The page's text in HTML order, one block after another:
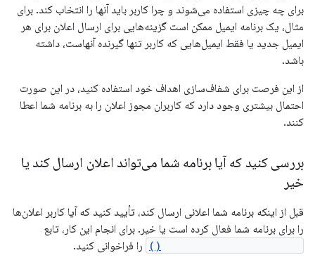
برای چه چیزی استفاده می‌شوند و چرا کاربر باید آنها را انتخاب کند. برای
مثال، یک برنامه ایمیل ممکن است گزینه‌هایی برای ارسال اعلان برای هر
ایمیل جدید یا فقط ایمیل‌هایی که کاربر تنها گیرنده آنهاست، داشته
باشد.
از این فرصت برای شفاف‌سازی اهداف خود استفاده کنید، در این صورت
احتمال بیشتری وجود دارد که کاربران مجوز اعلان را به برنامه شما اعطا
کنند.
بررسی کنید که آیا برنامه شما می‌تواند اعلان ارسال کند یا
خیر
قبل از اینکه برنامه شما اعلانی ارسال کند، تأیید کنید که آیا کاربر اعلان‌ها
را برای برنامه شما فعال کرده است یا خیر. برای انجام این کار، تابع
را فراخوانی کنید.